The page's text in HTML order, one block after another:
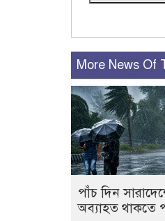
More News Of
পাঁচ দিন
অব্যাহত থাকতে